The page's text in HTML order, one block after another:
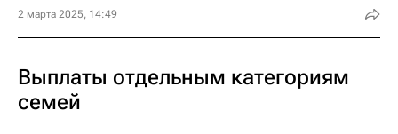
2 марта 2025, 14:49
Выплаты отдельным категориям
семей